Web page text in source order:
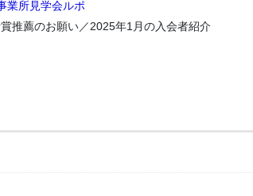
業所見学会ルポ
推薦のお願い／2025年1月の入会者紹介